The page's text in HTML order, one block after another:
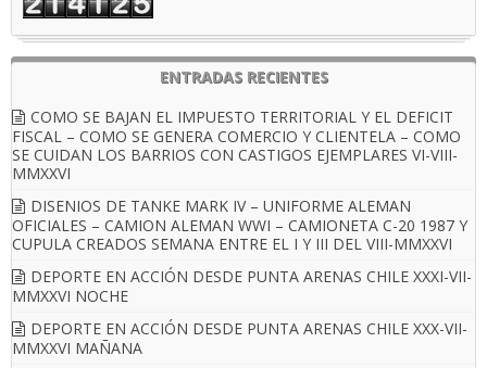
ENTRADAS RECIENTES
COMO SE BAJAN EL IMPUESTO TERRITORIAL Y EL DEFICIT
FISCAL – COMO SE GENERA COMERCIO Y CLIENTELA – COMO
SE CUIDAN LOS BARRIOS CON CASTIGOS EJEMPLARES VI-VIII-
MMXXVI
DISENIOS DE TANKE MARK IV – UNIFORME ALEMAN
OFICIALES – CAMION ALEMAN WWI – CAMIONETA C-20 1987 Y
CUPULA CREADOS SEMANA ENTRE EL I Y III DEL VIII-MMXXVI
DEPORTE EN ACCIÓN DESDE PUNTA ARENAS CHILE XXXI-VII-
MMXXVI NOCHE
DEPORTE EN ACCIÓN DESDE PUNTA ARENAS CHILE XXX-VII-
MMXXVI MAÑANA